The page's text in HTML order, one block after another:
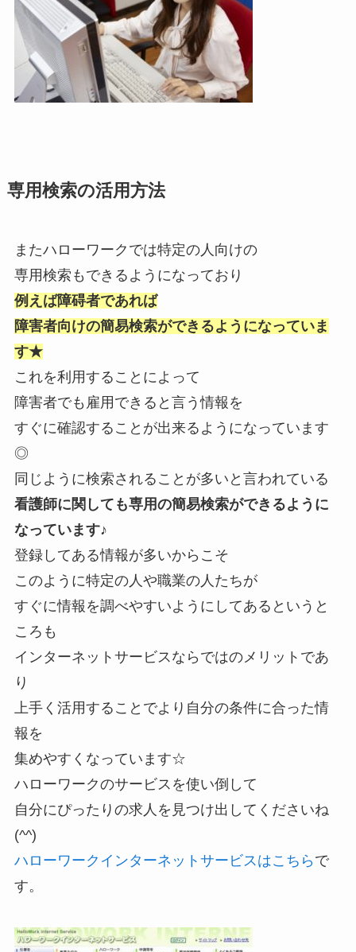
専用検索の活用方法
またハローワークでは特定の人向けの
専用検索もできるようになっており
例えば障碍者であれば
障害者向けの簡易検索ができるようになっていま
す★
これを利用することによって
障害者でも雇用できると言う情報を
すぐに確認することが出来るようになっています
◎
同じように検索されることが多いと言われている
看護師に関しても専用の簡易検索ができるように
なっています♪
登録してある情報が多いからこそ
このように特定の人や職業の人たちが
すぐに情報を調べやすいようにしてあるというと
ころも
インターネットサービスならではのメリットであ
り
上手く活用することでより自分の条件に合った情
報を
集めやすくなっています☆
ハローワークのサービスを使い倒して
自分にぴったりの求人を見つけ出してくださいね
(^^)
ハローワークインターネットサービスはこちら で
す。